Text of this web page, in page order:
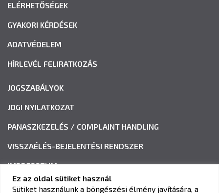
ELÉRHETŐSÉGEK
GYAKORI KÉRDÉSEK
ADATVÉDELEM
HÍRLEVÉL FELIRATKOZÁS
JOGSZABÁLYOK
JOGI NYILATKOZAT
PANASZKEZELÉS / COMPLAINT HANDLING
VISSZAÉLÉS-BEJELENTÉSI RENDSZER
IMPRESSZUM
Ez az oldal sütiket használ
Sütiket használunk a böngészési élmény javítására, a